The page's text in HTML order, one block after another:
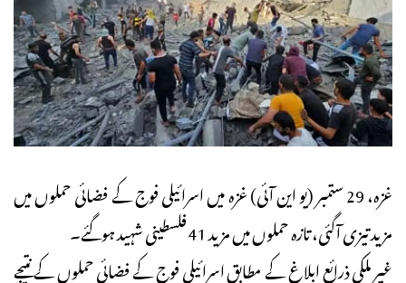
غزہ، 29 ستمبر (یو این آئی) غزہ میں اسرائیلی فوج کے فضائی حملوں میں
مزید تیزی آگئی، تازہ حملوں میں مزید 41 فلسطینی شہید ہوگئے۔
غیر ملکی ذرائع ابلاغ کے مطابق اسرائیلی فوج کے فضائی حملوں کے نتیجے